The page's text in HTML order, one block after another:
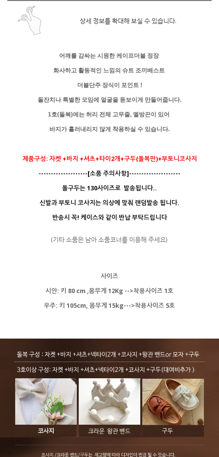
상세 정보를 확대해 보실 수 있습니다.
어깨를 감싸는 시원한 케이프더블 정장
화사하고 활동적인 느낌의 슈트 조끼베스트
더블단주 장식이 포인트 !
돌잔치나 특별한 모임에 얼굴을 돋보이게 만들어줍니다.
1호(돌복)에는 허리 전체 고무줄, 멜방끈이 있어
바지가 흘러내리지 않게 착용하실 수 있습니다.
제품구성: 자켓 +바지 +셔츠+타이2개+구두(돌복만)+부토니코사지
--------------------[소품 주의사항]---------------------
돌구두는 130사이즈로 발송됩니다..
신발과 부토니 코사지는 의상에 맞춰 랜덤발송 됩니다.
반송시 꼭! 케이스와 같이 반납 부탁드립니다
(기타 소품은 남아 소품코너를 이용해 주세요)
사이즈
시안: 키 80 cm ,몸무게 12Kg -->착용사이즈 1호
우주: 키 105cm, 몸무게 15kg--->착용사이즈 5호